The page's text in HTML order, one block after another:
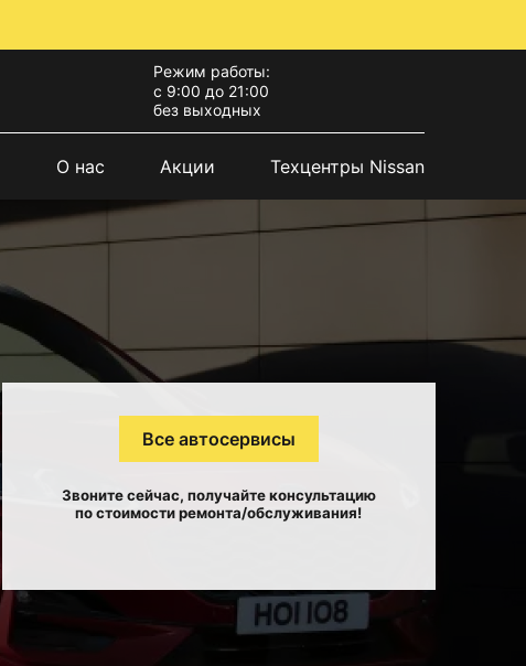
Режим работы:
с 9:00 до 21:00
без выходных
О нас Акции Техцентры Nissan
Все автосервисы
Звоните сейчас, получайте консультацию
по стоимости ремонта/обслуживания!